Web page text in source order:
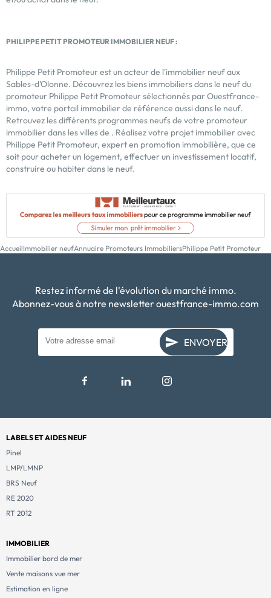
PHILIPPE PETIT PROMOTEUR IMMOBILIER NEUF :
Philippe Petit Promoteur est un acteur de l'immobilier neuf aux
Sables-d'Olonne. Découvrez les biens immobiliers dans le neuf du
promoteur Philippe Petit Promoteur sélectionnés par Ouestfrance-
immo, votre portail immobilier de référence aussi dans le neuf.
Retrouvez les différents programmes neufs de votre promoteur
immobilierdans les villes de . Réalisez votre projet immobilier avec
Philippe Petit Promoteur, expert en promotion immobilière, que ce
soit pour acheter un logement, effectuer un investissement locatif,
construire ou habiter dans le neuf.
AccueilImmobilier neufAnnuaire Promoteurs ImmobiliersPhilippe Petit Promoteur
Restez informé de l'évolution du marché immo.
Abonnez-vous à notre newsletter ouestfrance-immo.com
ENVOYER
LABELS ET AIDES NEUF
Pinel
LMP/LMNP
BRS Neuf
RE 2020
RT 2012
IMMOBILIER
Immobilier bord de mer
Vente maisons vue mer
Estimation en ligne